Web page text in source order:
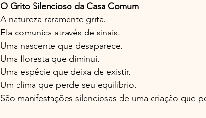
O Grito Silencioso da Casa Comum
A natureza raramente grita.
Ela comunica através de sinais.
Uma nascente que desaparece.
Uma floresta que diminui.
Uma espécie que deixa de existir.
Um clima que perde seu equilíbrio.
São manifestações silenciosas de uma criação que